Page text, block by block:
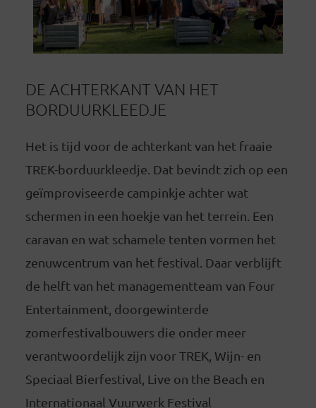
DE ACHTERKANT VAN HET
BORDUURKLEEDJE
Het is tijd voor de achterkant van het fraaie
TREK-borduurkleedje. Dat bevindt zich op een
geïmproviseerde campinkje achter wat
schermen in een hoekje van het terrein. Een
caravan en wat schamele tenten vormen het
zenuwcentrum van het festival. Daar verblijft
de helft van het managementteam van Four
Entertainment, doorgewinterde
zomerfestivalbouwers die onder meer
verantwoordelijk zijn voor TREK, Wijn- en
Speciaal Bierfestival, Live on the Beach en
Internationaal Vuurwerk Festival